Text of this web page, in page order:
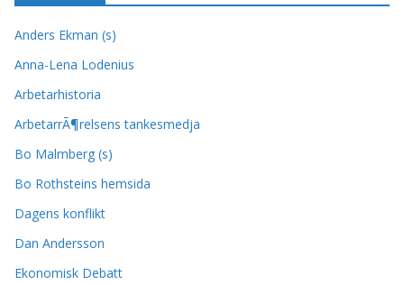
Anders Ekman (s)
Anna-Lena Lodenius
Arbetarhistoria
ArbetarrÃ¶relsens tankesmedja
Bo Malmberg (s)
Bo Rothsteins hemsida
Dagens konflikt
Dan Andersson
Ekonomisk Debatt